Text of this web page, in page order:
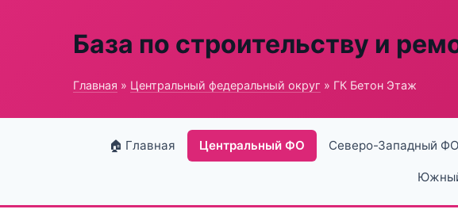
База по строительству и
Главная » Центральный федеральный округ » ГК Бетон Этаж
🏠 Главная Центральный ФО Северо-Западный ФО